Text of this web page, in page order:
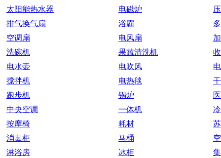
太阳能热水器
电磁炉
排气换气扇
浴霸
空调扇
电风扇
洗碗机
果蔬清洗机
电水壶
电吹风
搅拌机
电热毯
跑步机
锅炉
中央空调
一体机
按摩椅
耗材
消毒柜
马桶
淋浴房
冰柜